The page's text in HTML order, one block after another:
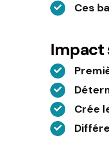
Ces
Impact
Crée